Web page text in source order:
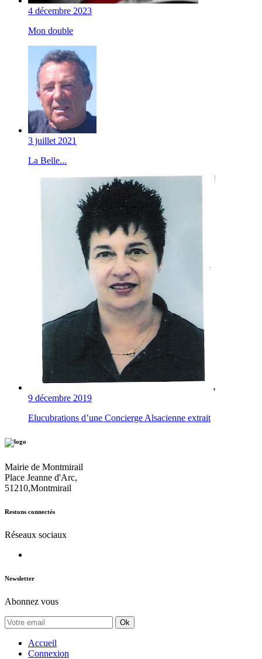
4 décembre 2023
Mon double
3 juillet 2021
La Belle...
9 décembre 2019
Elucubrations d’une Concierge Alsacienne extrait
Mairie de Montmirail
Place Jeanne d'Arc,
51210,Montmirail
Restons connectés
Réseaux sociaux
Newsletter
Abonnez vous
Ok
Accueil
Connexion